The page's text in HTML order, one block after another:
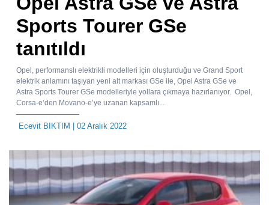
Sports Tourer GSe
tanıtıldı
Opel, performanslı elektrikli modelleri için oluşturduğu ve Grand Sport
elektrik anlamını taşıyan yeni alt markası GSe ile, Opel Astra GSe ve
Astra Sports Tourer GSe modelleriyle yollara çıkmaya hazırlanıyor. Opel,
Corsa-e’den Movano-e’ye uzanan kapsamlı...
Ecevit BIKTIM | 02 Aralık 2022